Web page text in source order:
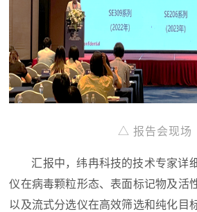
△ 报告会现场
汇报中，纬冉科技的技术专家详
仪在病毒颗粒形态、表面标记物及活
以及流式分选仪在高效筛选和纯化目